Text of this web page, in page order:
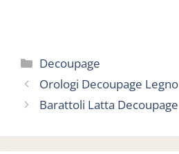
Categorie
Decoupage
Orologi Decoupage Legno
Barattoli Latta Decoupage